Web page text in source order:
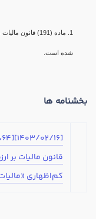
.1 ماده (191 ) قانون
شده است.
بخشنامه ها
[1403/02/16][200/2864/ص] جرایم موضوع بند ب
قانون مالیات
کم‌اظهاری